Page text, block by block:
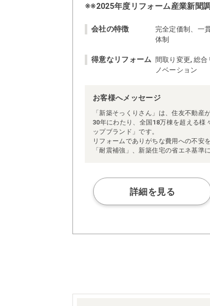
※※2025年度リフォーム産業新聞
会社の特徴
完全定価制、一
体制
得意なリフォーム
間取り変更, 総
ノベーション
お客様へメッセージ
「新築そっくりさん」は、住友不動
30年にわたり、全国18万棟を超える様
ップブランド」です。
リフォームでありがちな費用への不安
「耐震補強」、新築住宅の省エネ基準
られた充実の施工マニュアルや検査体
さらに、住友不動産のリフォームなら
ぜひ、あなたの大切なお住まいの再生
※お客様のご要望による工事内容変更
詳細を見る